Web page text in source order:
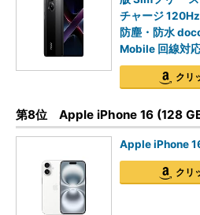
チャージ
防塵・防水
Mobile 回線対
クリ
第8位 Apple iPhone 16 (128
Apple iPhone
クリ